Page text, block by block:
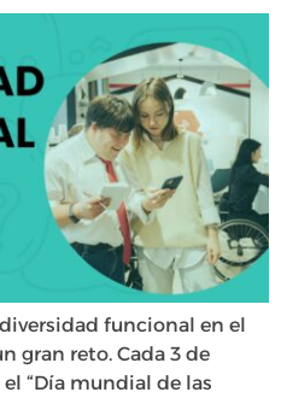
funcional en el
gran reto. Cada 3 de
“Día mundial de las